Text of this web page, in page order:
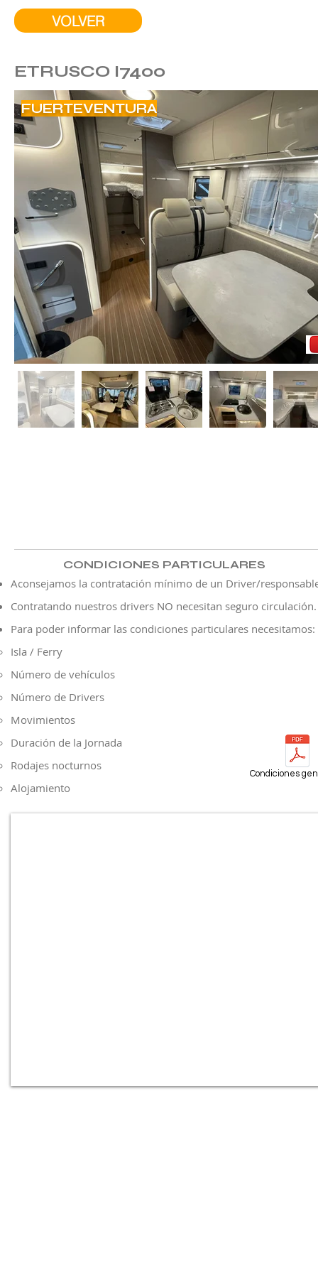
FUERTEVENTURA
CONDICIONES PARTICULARES
Aconsejamos la contratación mínimo de un Driver/
Contratando nuestros drivers NO necesitan seguro ​circulación.
Para poder informar las condiciones particulares necesitamos:
Isla​ / Ferry
Número de vehículos
Número de Drivers
Movimientos
Duración de la Jornada
Rodajes nocturnos
Alojamiento
Condiciones
VOLVER
ETRUSCO I7400